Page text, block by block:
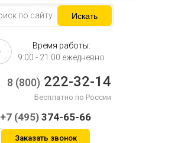
Время работы:
9:00 - 21:00 ежедневно
8 (800) 222-32-14
Бесплатно по России
+7 (495) 374-65-66
Заказать звонок